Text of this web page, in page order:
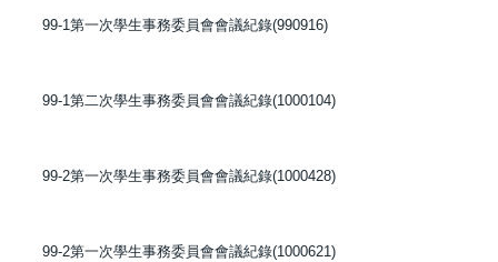
99-1第一次學生事務委員會會議紀錄(990916)
99-1第二次學生事務委員會會議紀錄(1000104)
99-2第一次學生事務委員會會議紀錄(1000428)
99-2第一次學生事務委員會會議紀錄(1000621)